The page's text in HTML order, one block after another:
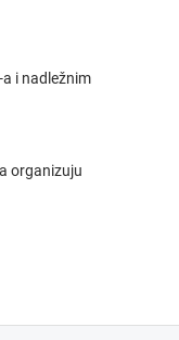
i nadležnim
organizuju